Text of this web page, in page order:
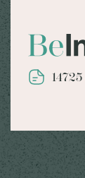
14725